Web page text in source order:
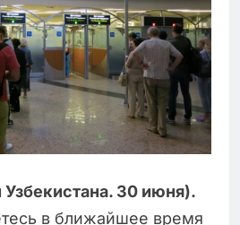
Узбекистана. 30 июня).
в ближайшее время